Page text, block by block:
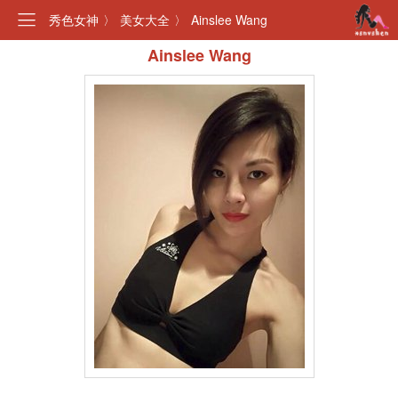
秀色女神 〉 美女大全 〉 Ainslee Wang
Ainslee Wang